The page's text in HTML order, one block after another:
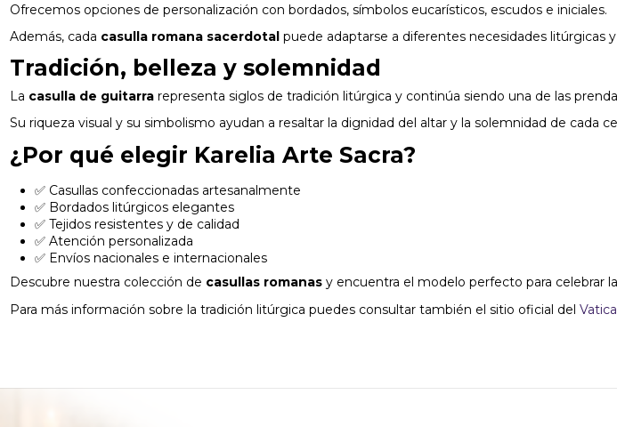
Ofrecemos opciones de personalización con bordados, símbolos eucarísticos, escudos e iniciales.
Además, cada casulla romana sacerdotalpuede adaptarse a diferentes necesidades litúrgicas
Tradición, belleza y solemnidad
La casulla de guitarrarepresenta siglos de tradición litúrgica y continúa siendo una de las
Su riqueza visual y su simbolismo ayudan a resaltar la dignidad del altar y la solemnidad de cada
¿Por qué elegir Karelia Arte Sacra?
✅ Casullas confeccionadas artesanalmente
✅ Bordados litúrgicos elegantes
✅ Tejidos resistentes y de calidad
✅ Atención personalizada
✅ Envíos nacionales e internacionales
Descubre nuestra colección de casullas romanasy encuentra el modelo perfecto para celebrar
Para más información sobre la tradición litúrgica puedes consultar también el sitio oficial del